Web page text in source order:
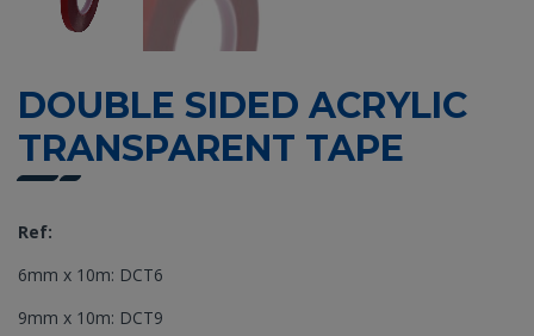
DOUBLE SIDED ACRYLIC
TRANSPARENT TAPE
Ref:
6mm x 10m: DCT6
9mm x 10m: DCT9